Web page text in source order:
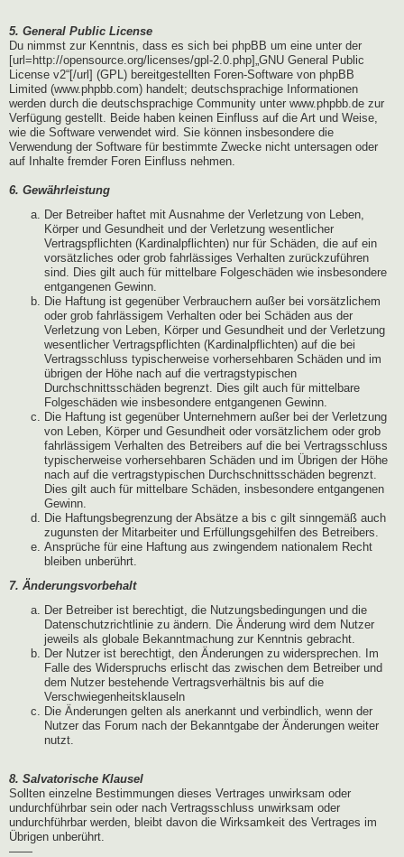
5. General Public License
Du nimmst zur Kenntnis, dass es sich bei phpBB um eine unter der
[url=http://opensource.org/licenses/gpl-2.0.php]„GNU General Public
License v2“[/url] (GPL) bereitgestellten Foren-Software von phpBB
Limited (www.phpbb.com) handelt; deutschsprachige Informationen
werden durch die deutschsprachige Community unter www.phpbb.de zur
Verfügung gestellt. Beide haben keinen Einfluss auf die Art und Weise,
wie die Software verwendet wird. Sie können insbesondere die
Verwendung der Software für bestimmte Zwecke nicht untersagen oder
auf Inhalte fremder Foren Einfluss nehmen.
6. Gewährleistung
Der Betreiber haftet mit Ausnahme der Verletzung von Leben,
Körper und Gesundheit und der Verletzung wesentlicher
Vertragspflichten (Kardinalpflichten) nur für Schäden, die auf ein
vorsätzliches oder grob fahrlässiges Verhalten zurückzuführen
sind. Dies gilt auch für mittelbare Folgeschäden wie insbesondere
entgangenen Gewinn.
Die Haftung ist gegenüber Verbrauchern außer bei vorsätzlichem
oder grob fahrlässigem Verhalten oder bei Schäden aus der
Verletzung von Leben, Körper und Gesundheit und der Verletzung
wesentlicher Vertragspflichten (Kardinalpflichten) auf die bei
Vertragsschluss typischerweise vorhersehbaren Schäden und im
übrigen der Höhe nach auf die vertragstypischen
Durchschnittsschäden begrenzt. Dies gilt auch für mittelbare
Folgeschäden wie insbesondere entgangenen Gewinn.
Die Haftung ist gegenüber Unternehmern außer bei der Verletzung
von Leben, Körper und Gesundheit oder vorsätzlichem oder grob
fahrlässigem Verhalten des Betreibers auf die bei Vertragsschluss
typischerweise vorhersehbaren Schäden und im Übrigen der Höhe
nach auf die vertragstypischen Durchschnittsschäden begrenzt.
Dies gilt auch für mittelbare Schäden, insbesondere entgangenen
Gewinn.
Die Haftungsbegrenzung der Absätze a bis c gilt sinngemäß auch
zugunsten der Mitarbeiter und Erfüllungsgehilfen des Betreibers.
Ansprüche für eine Haftung aus zwingendem nationalem Recht
bleiben unberührt.
7. Änderungsvorbehalt
Der Betreiber ist berechtigt, die Nutzungsbedingungen und die
Datenschutzrichtlinie zu ändern. Die Änderung wird dem Nutzer
jeweils als globale Bekanntmachung zur Kenntnis gebracht.
Der Nutzer ist berechtigt, den Änderungen zu widersprechen. Im
Falle des Widerspruchs erlischt das zwischen dem Betreiber und
dem Nutzer bestehende Vertragsverhältnis bis auf die
Verschwiegenheitsklauseln
Die Änderungen gelten als anerkannt und verbindlich, wenn der
Nutzer das Forum nach der Bekanntgabe der Änderungen weiter
nutzt.
8. Salvatorische Klausel
Sollten einzelne Bestimmungen dieses Vertrages unwirksam oder
undurchführbar sein oder nach Vertragsschluss unwirksam oder
undurchführbar werden, bleibt davon die Wirksamkeit des Vertrages im
Übrigen unberührt.
——